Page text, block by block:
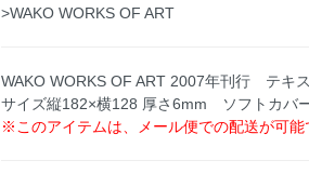
>WAKO WORKS OF ART
WAKO WORKS OF ART 2007年刊行 テキ
サイズ縦182×横128 厚さ6mm ソフトカバ
※このアイテムは、メール便での配送が可能